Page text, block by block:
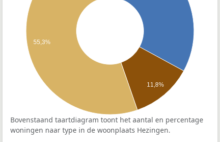
11,8%
55,3%
Bovenstaand taartdiagram toont het aantal en percentage
woningen naar type in de woonplaats Hezingen.